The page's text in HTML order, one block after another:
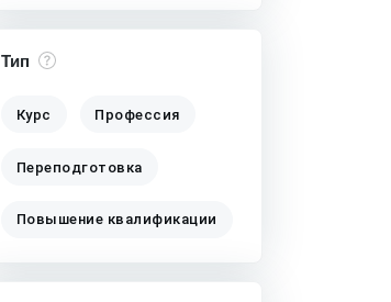
Тип
Курс Профессия
Переподготовка
Повышение квалификации